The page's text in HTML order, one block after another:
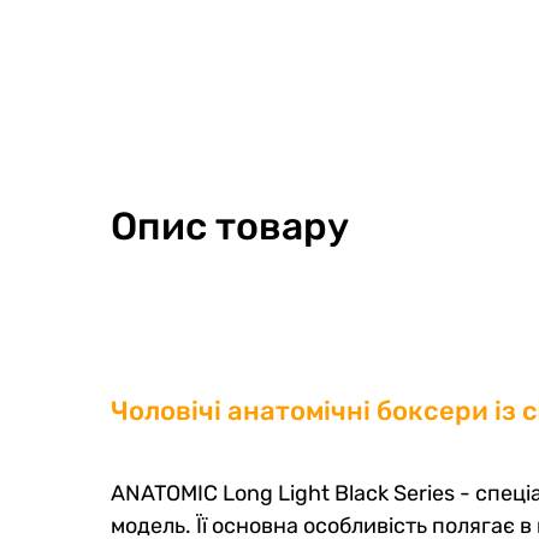
0 0
1472 грн
Ціна для Club:1290 грн
0 0
Опис товару
Чоловічі анатомічні боксери
ANATOMIC Long Light Black Series -
модель. Її основна особливість полягає